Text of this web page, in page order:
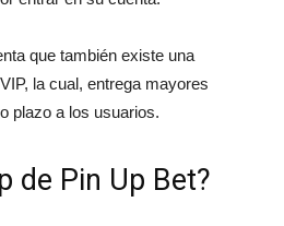
que también existe una
la cual, entrega mayores
plazo a los usuarios.
de Pin Up Bet?